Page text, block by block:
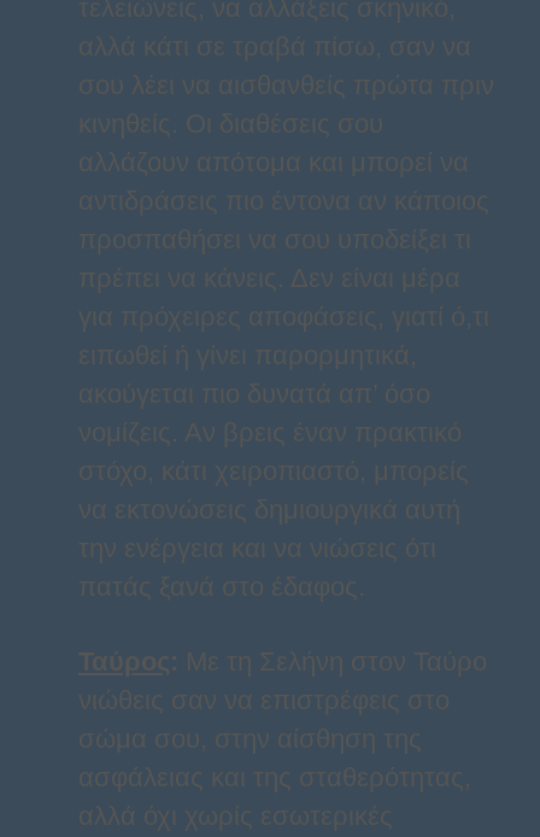
τελειώνεις, να αλλάξεις σκηνικό,
αλλά κάτι σε τραβά πίσω, σαν να
σου λέει να αισθανθείς πρώτα πριν
κινηθείς. Οι διαθέσεις σου
αλλάζουν απότομα και μπορεί να
αντιδράσεις πιο έντονα αν κάποιος
προσπαθήσει να σου υποδείξει τι
πρέπει να κάνεις. Δεν είναι μέρα
για πρόχειρες αποφάσεις, γιατί ό,τι
ειπωθεί ή γίνει παρορμητικά,
ακούγεται πιο δυνατά απ’ όσο
νομίζεις. Αν βρεις έναν πρακτικό
στόχο, κάτι χειροπιαστό, μπορείς
να εκτονώσεις δημιουργικά αυτή
την ενέργεια και να νιώσεις ότι
πατάς ξανά στο έδαφος.
Ταύρος: Με τη Σελήνη στον Ταύρο
νιώθεις σαν να επιστρέφεις στο
σώμα σου, στην αίσθηση της
ασφάλειας και της σταθερότητας,
αλλά όχι χωρίς εσωτερικές